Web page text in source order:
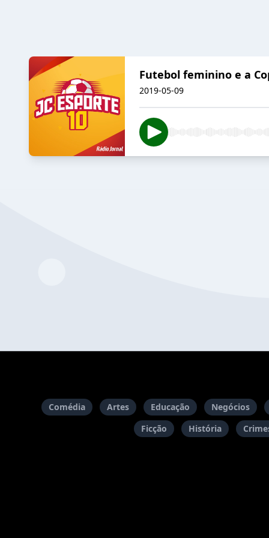
Futebol feminino e a
2019-05-09
Comédia Artes Educação
Negócios
Ficção
História